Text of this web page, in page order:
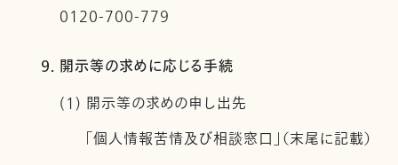
0120-700-779
9. 開示等の求めに応じる手続
(1) 開示等の求めの申し出先
「個人情報苦情及び相談窓口」（末尾に記載）